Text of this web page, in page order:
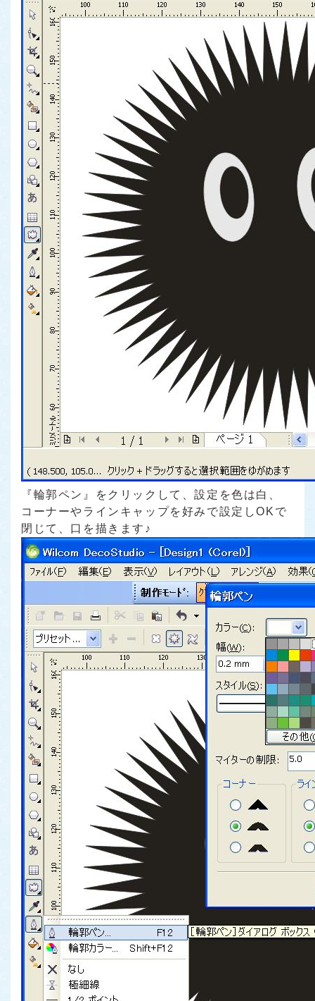
『輪郭ペン』をクリックして、設定を色は白、
コーナーやラインキャップを好みで設定しOKで
閉じて、口を描きます♪